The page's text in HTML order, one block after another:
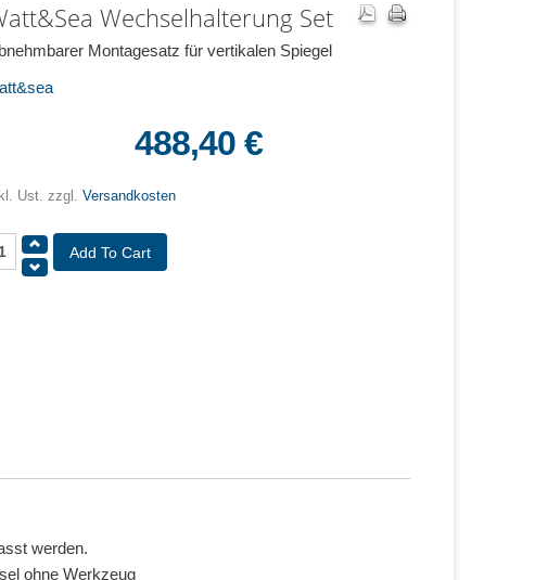
Wechselhalterung Set
Montagesatz für vertikalen Spiegel
488,40 €
Ust. zzgl.Versandkosten
werden.
ohne Werkzeug